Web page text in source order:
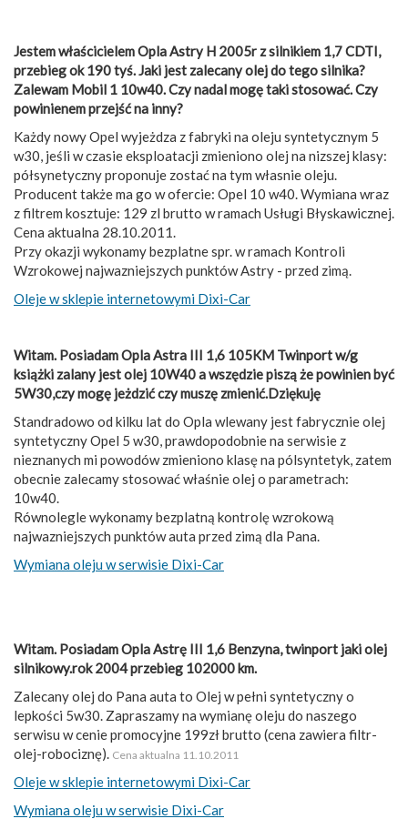
Jestem właścicielem Opla Astry H 2005r z silnikiem 1,7 CDTI,
przebieg ok 190 tyś. Jaki jest zalecany olej do tego silnika?
Zalewam Mobil 1 10w40. Czy nadal mogę taki stosować. Czy
powinienem przejść na inny?
Każdy nowy Opel wyjeżdza z fabryki na oleju syntetycznym 5
w30, jeśli w czasie eksploatacji zmieniono olej na nizszej klasy:
półsynetyczny proponuje zostać na tym własnie oleju.
Producent także ma go w ofercie: Opel 10 w40. Wymiana wraz
z filtrem kosztuje: 129 zl brutto w ramach Usługi Błyskawicznej.
Cena aktualna 28.10.2011.
Przy okazji wykonamy bezplatne spr. w ramach Kontroli
Wzrokowej najwazniejszych punktów Astry - przed zimą.
Oleje w sklepie internetowymi Dixi-Car
Witam. Posiadam Opla Astra III 1,6 105KM Twinport w/g
książki zalany jest olej 10W40 a wszędzie piszą że powinien być
5W30,czy mogę jeżdzić czy muszę zmienić.Dziękuję
Standradowo od kilku lat do Opla wlewany jest fabrycznie olej
syntetyczny Opel 5 w30, prawdopodobnie na serwisie z
nieznanych mi powodów zmieniono klasę na pólsyntetyk, zatem
obecnie zalecamy stosować właśnie olej o parametrach:
10w40.
Równolegle wykonamy bezplatną kontrolę wzrokową
najwazniejszych punktów auta przed zimą dla Pana.
Wymiana oleju w serwisie Dixi-Car
Witam. Posiadam Opla Astrę III 1,6 Benzyna, twinport jaki olej
silnikowy.rok 2004 przebieg 102000 km.
Zalecany olej do Pana auta to Olej w pełni syntetyczny o
lepkości 5w30. Zapraszamy na wymianę oleju do naszego
serwisu w cenie promocyjne 199zł brutto (cena zawiera filtr-
olej-robociznę). Cena aktualna 11.10.2011
Oleje w sklepie internetowymi Dixi-Car
Wymiana oleju w serwisie Dixi-Car